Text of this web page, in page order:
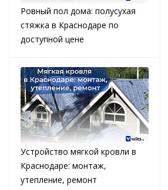
Ровный пол дома: полусухая
стяжка в Краснодаре по
доступной цене
Устройство мягкой кровли в
Краснодаре: монтаж,
утепление, ремонт